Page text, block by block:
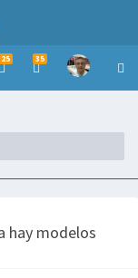
35
hay modelos